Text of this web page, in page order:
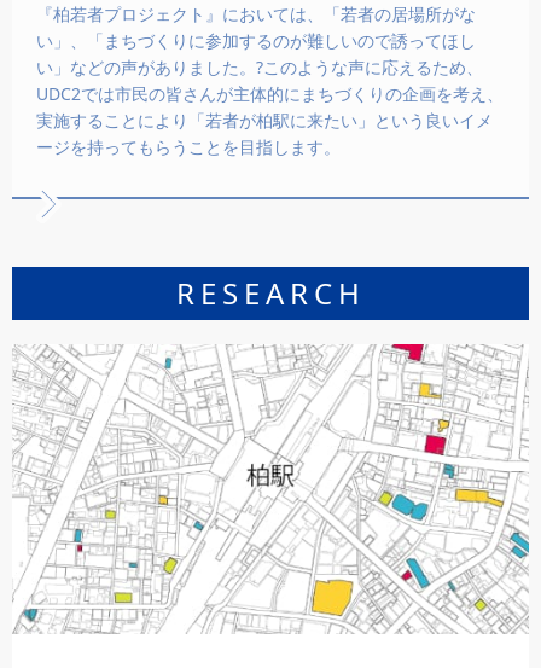
『柏若者プロジェクト』においては、「若者の居場所がな
い」、「まちづくりに参加するのが難しいので誘ってほし
い」などの声がありました。?このような声に応えるため、
UDC2では市民の皆さんが主体的にまちづくりの企画を考え、
実施することにより「若者が柏駅に来たい」という良いイメ
ージを持ってもらうことを目指します。
RESEARCH